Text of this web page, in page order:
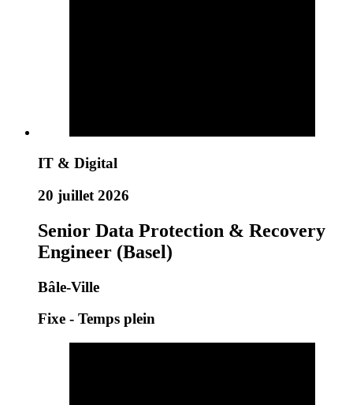
IT & Digital
20 juillet 2026
Senior Data Protection & Recovery
Engineer (Basel)
Bâle-Ville
Fixe - Temps plein